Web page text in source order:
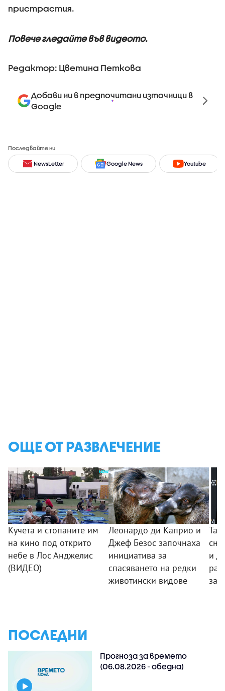
пристрастия.
Повече гледайте във видеото.
Редактор: Цветина Петкова
Добави ни в предпочитани източници в
Google
Последвайте ни
NewsLetter Google News Youtube
ОЩЕ ОТ РАЗВЛЕЧЕНИЕ
Кучета и стопаните им
на кино под открито
небе в Лос Анджелис
(ВИДЕО)
Леонардо ди Каприо и
Джеф Безос започнаха
инициатива за
спасяването на редки
животински видове
и
за
ПОСЛЕДНИ
Прогноза за времето
(06.08.2026 - обедна)